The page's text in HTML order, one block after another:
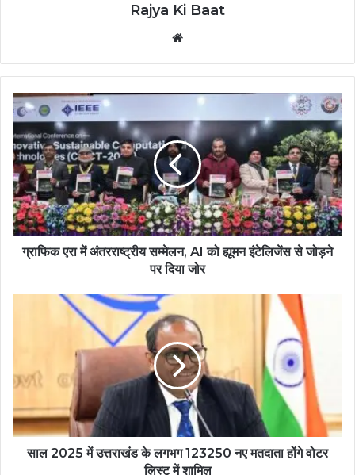
Rajya Ki Baat
ग्राफिक एरा में अंतरराष्ट्रीय सम्मेलन, AI को ह्यूमन इंटेलिजेंस से जोड़ने
पर दिया जोर
साल 2025 में उत्तराखंड के लगभग 123250 नए मतदाता होंगे वोटर
लिस्ट में शामिल